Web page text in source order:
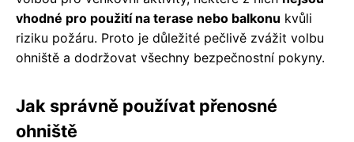
vhodné pro použití na terase nebo balkonu kvůli
riziku požáru. Proto je důležité pečlivě zvážit volbu
ohniště a dodržovat všechny bezpečnostní pokyny.
Jak správně používat přenosné
ohniště